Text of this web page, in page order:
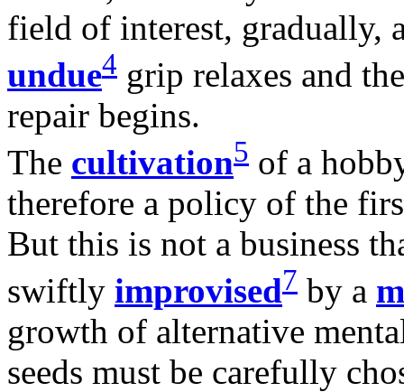
field of interest, gradually,
undue4 grip relaxes and
repair begins.
The cultivation5 of a
therefore a policy of the
But this is not a business
swiftly improvised7 by a
growth of alternative
seeds must be carefully